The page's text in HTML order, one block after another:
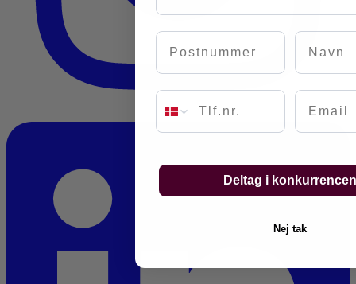
Postnummer Navn
Email
Deltag i konkurrencen
Nej tak